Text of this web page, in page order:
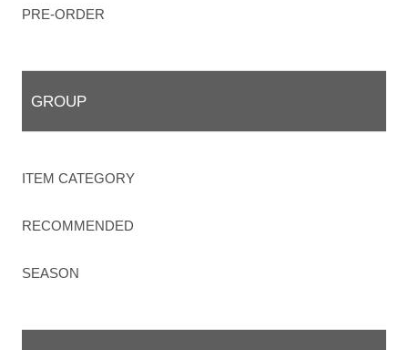
PRE-ORDER
GROUP
ITEM CATEGORY
RECOMMENDED
SEASON